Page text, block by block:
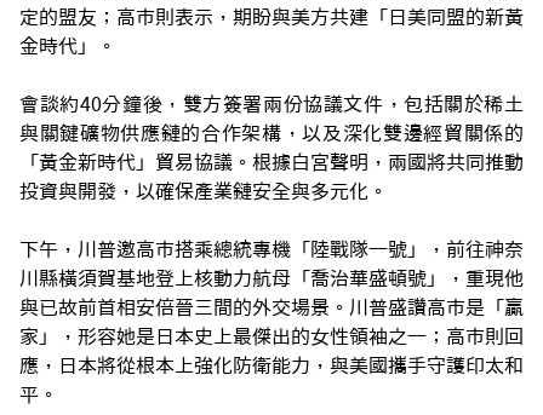
定的盟友；高市則表示，期盼與美方共建「日美同盟的新黃
金時代」。
會談約40分鐘後，雙方簽署兩份協議文件，包括關於稀土
與關鍵礦物供應鏈的合作架構，以及深化雙邊經貿關係的
「黃金新時代」貿易協議。根據白宮聲明，兩國將共同推動
投資與開發，以確保產業鏈安全與多元化。
下午，川普邀高市搭乘總統專機「陸戰隊一號」，前往神奈
川縣橫須賀基地登上核動力航母「喬治華盛頓號」，重現他
與已故前首相安倍晉三間的外交場景。川普盛讚高市是「贏
家」，形容她是日本史上最傑出的女性領袖之一；高市則回
應，日本將從根本上強化防衛能力，與美國攜手守護印太和
平。